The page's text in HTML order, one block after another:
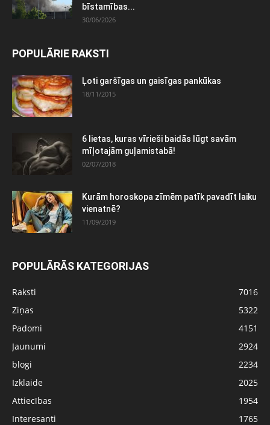
bīstamības...
30/06/2026
POPULĀRIE RAKSTI
Ļoti garšīgas un gaisīgas pankūkas
18/11/2015
6 lietas, kuras vīrieši baidās lūgt savām
mīļotajām guļamistabā!
02/07/2018
Kurām horoskopa zīmēm patīk pavadīt laiku
vienatnē?
11/09/2019
POPULĀRĀS KATEGORIJAS
Raksti
7016
Ziņas
5322
Padomi
4151
Jaunumi
2924
blogi
2234
Izklaide
2025
Attiecības
1954
Interesanti
1765